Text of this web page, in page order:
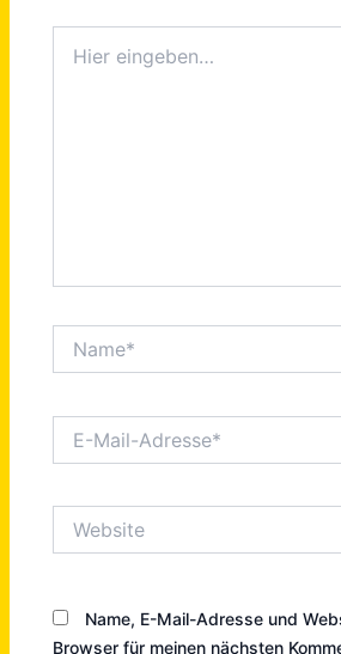
eingeben…
Mail-
Name, E-Mail-Adresse und
Browser für meinen nächsten